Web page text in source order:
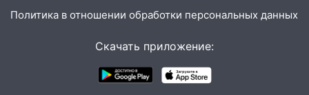
20:22
Мошенники обманули 92-летнюю
Житель Ульяновской области
подвез троих незнакомцев на трассе и
заработал уголовное дело
Политика в отношении обработки персональных данных
Скачать приложение: